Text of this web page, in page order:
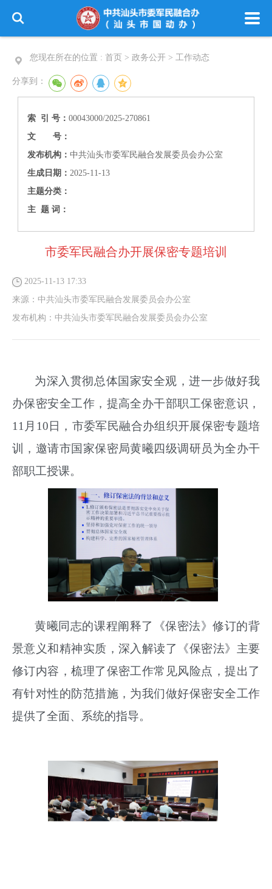
您现在所在的位置 : 首页 > 政务公开 > 工作动态
分享到：
索 引 号：00043000/2025-270861
文 号：
发布机构：中共汕头市委军民融合发展委员会办公室
生成日期：2025-11-13
主题分类：
主 题 词：
市委军民融合办开展保密专题培训
2025-11-13 17:33
来源： 中共汕头市委军民融合发展委员会办公室
发布机构： 中共汕头市委军民融合发展委员会办公室
为深入贯彻总体国家安全观，进一步做好我
办保密安全工作，提高全办干部职工保密意识，
11月10日，市委军民融合办组织开展保密专题培
训，邀请市国家保密局黄曦四级调研员为全办干
部职工授课。
黄曦同志的课程阐释了《保密法》修订的背
景意义和精神实质，深入解读了《保密法》主要
修订内容，梳理了保密工作常见风险点，提出了
有针对性的防范措施，为我们做好保密安全工作
提供了全面、系统的指导。